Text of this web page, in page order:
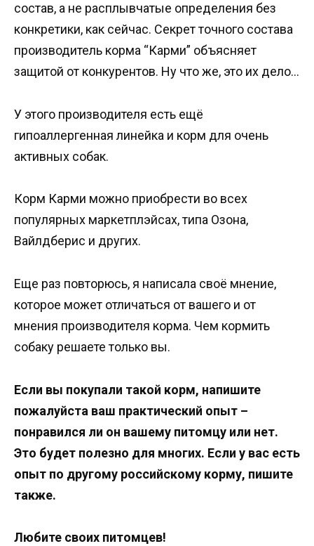
состав, а не расплывчатые определения без
конкретики, как сейчас. Секрет точного состава
производитель корма “Карми” объясняет
защитой от конкурентов. Ну что же, это их дело…
У этого производителя есть ещё
гипоаллергенная линейка и корм для очень
активных собак.
Корм Карми можно приобрести во всех
популярных маркетплэйсах, типа Озона,
Вайлдберис и других.
Еще раз повторюсь, я написала своё мнение,
которое может отличаться от вашего и от
мнения производителя корма. Чем кормить
собаку решаете только вы.
Если вы покупали такой корм, напишите
пожалуйста ваш практический опыт –
понравился ли он вашему питомцу или нет.
Это будет полезно для многих. Если у вас есть
опыт по другому российскому корму, пишите
также.
Любите своих питомцев!